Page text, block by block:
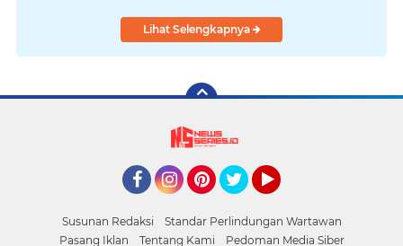
Lihat Selengkapnya
Susunan Redaksi
Standar Perlindungan Wartawan
Pasang Iklan
Tentang Kami Pedoman Media Siber